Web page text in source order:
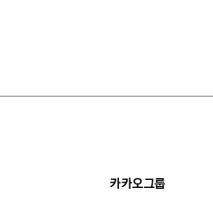
카카오그룹